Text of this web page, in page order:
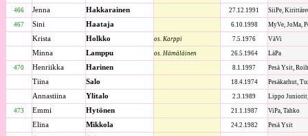
466 Jenna Hakkarainen 27.12.1991 SiiPe,
467 Sini Haataja 6.10.1998 MyVe, JoMa,
Krista Holkko os. Karppi 7.5.1976 VäVi
Minna Lamppu os. Hämäläinen 26.5.1964 LäPa
470 Henriikka Harinen 8.1.1997 Pesä Ysit,
Tiina Salo 18.4.1974 Pesäkarhut,
Annastiina Ylitalo 2.3.1989 Lippo
473 Emmi Hytönen 21.1.1987 ViPa, Tahko
Elina Mikkola 24.2.1982 Pesä Ysit